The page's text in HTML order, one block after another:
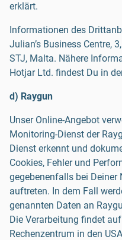
erklärt.
Informationen des
Julian’s Business Centre,
STJ, Malta. Nähere
Hotjar Ltd. findest Du in
d) Raygun
Unser Online-Angebot
Monitoring-Dienst der
Dienst erkennt und
Cookies, Fehler und
gegebenenfalls bei Deiner
auftreten. In dem Fall
genannten Daten an
Die Verarbeitung findet
Rechenzentrum in den